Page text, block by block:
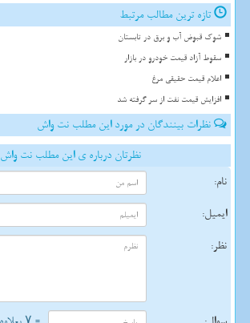
تازه ترین مطالب مرتبط
شوک قبوض آب و برق در تابستان
سقوط آزاد قیمت خودرو در بازار
اعلام قیمت حقیقی مرغ
افزایش قیمت نفت از سر گرفته شد
نظرات بینندگان در مورد این مطلب نت واش
نظرتان درباره ی این مطلب نت واش
نام:
ایمیل:
نظر: